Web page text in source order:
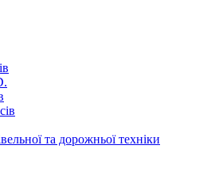
та дорожньої техніки